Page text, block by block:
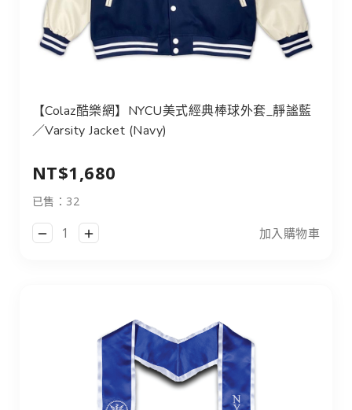
【Colaz酷樂網】NYCU美式經典棒球外套_靜謐藍／
【Colaz酷樂網】NYCU美式經典棒球外套_靜謐藍
／Varsity Jacket (Navy)
NT$1,680
已售：32
加入購物車